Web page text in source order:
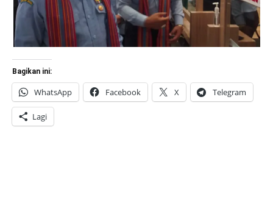
Bagikan ini:
WhatsApp Facebook X Telegram
Lagi